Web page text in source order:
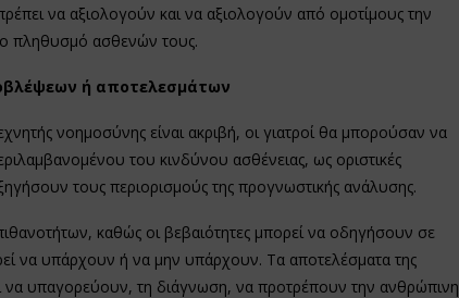
να αξιολογούν και να αξιολογούν από ομοτίμους την
πληθυσμό ασθενών τους.
ή αποτελεσμάτων
νοημοσύνης είναι ακριβή, οι γιατροί θα μπορούσαν να
του κινδύνου ασθένειας, ως οριστικές
τους περιορισμούς της προγνωστικής ανάλυσης.
καθώς οι βεβαιότητες μπορεί να οδηγήσουν σε
να υπάρχουν ή να μην υπάρχουν. Τα αποτελέσματα της
υπαγορεύουν, τη διάγνωση, να προτρέπουν την ανθρώπινη